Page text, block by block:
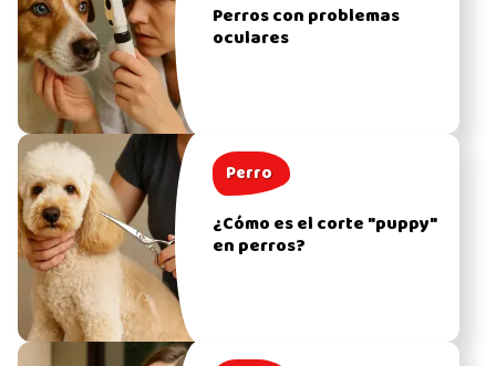
Perros con problemas
oculares
Perro
¿Cómo es el corte "puppy"
en perros?